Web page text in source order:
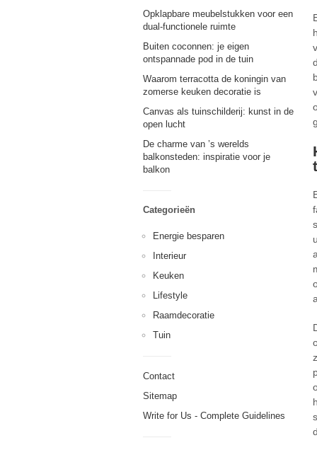
Opklapbare meubelstukken voor een
dual-functionele ruimte
Buiten coconnen: je eigen
ontspannade pod in de tuin
Waarom terracotta de koningin van
zomerse keuken decoratie is
Canvas als tuinschilderij: kunst in de
open lucht
De charme van ’s werelds
balkonsteden: inspiratie voor je
balkon
Categorieën
Energie besparen
Interieur
Keuken
Lifestyle
Raamdecoratie
Tuin
Contact
Sitemap
Write for Us - Complete Guidelines